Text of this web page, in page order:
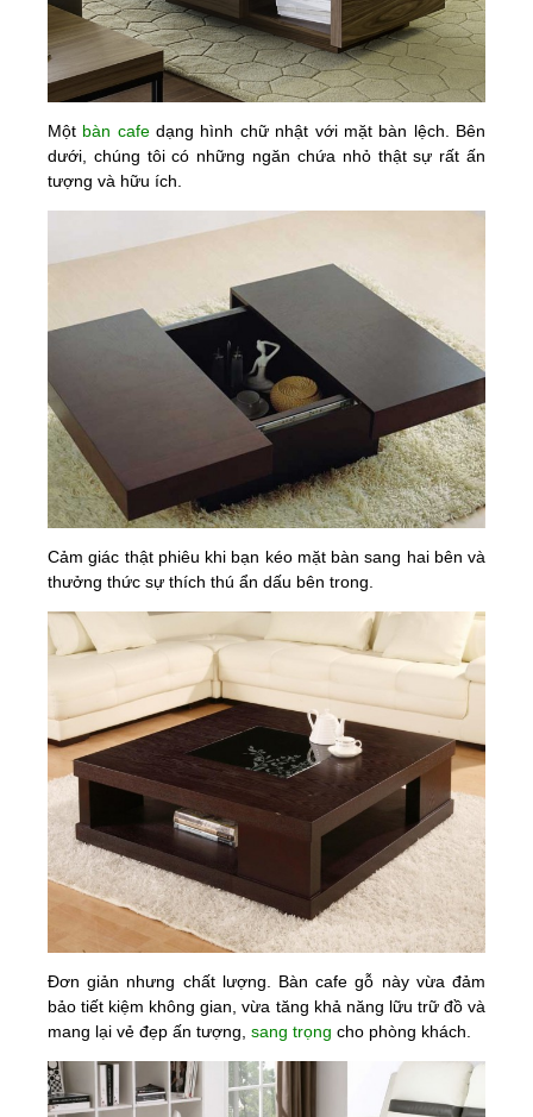
Một bàn cafedạng hình chữ nhật với mặt bàn lệch. Bên
dưới, chúng tôi có những ngăn chứa nhỏ thật sự rất ấn
tượng và hữu ích.
Cảm giác thật phiêu khi bạn kéo mặt bàn sang hai bên và
thưởng thức sự thích thú ẩn dấu bên trong.
Đơn giản nhưng chất lượng. Bàn cafe gỗ này vừa đảm
bảo tiết kiệm không gian, vừa tăng khả năng lữu trữ đồ và
mang lại vẻ đẹp ấn tượng, sang trọng cho phòng khách.